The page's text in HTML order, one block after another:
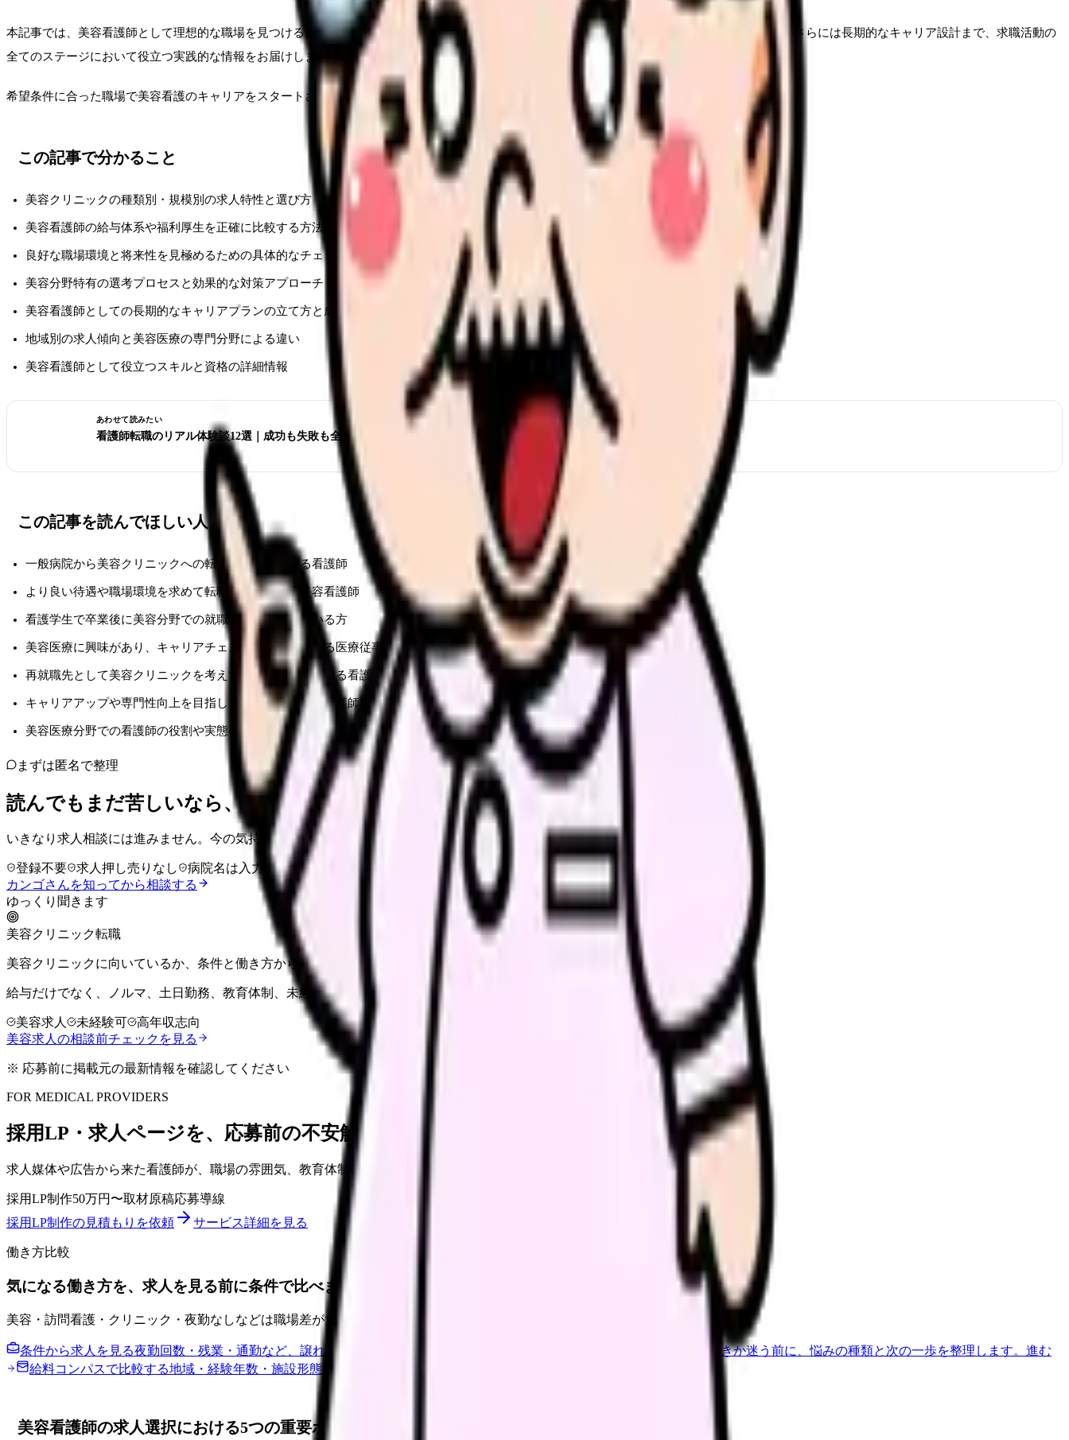
本記事では、美容看護師として理想的な職場を見つけるための効果的な求人分析法や、待遇比較のポイント、職場環境の見極め方から、選考対策、さらには長期的なキャリア設計まで、求職活動の
全てのステージにおいて役立つ実践的な情報をお届けします。
希望条件に合った職場で美容看護のキャリアをスタートさせるための、具体的かつ実用的なガイドとしてご活用ください。
この記事で分かること
美容クリニックの種類別・規模別の求人特性と選び方
美容看護師の給与体系や福利厚生を正確に比較する方法
良好な職場環境と将来性を見極めるための具体的なチェックポイント
美容分野特有の選考プロセスと効果的な対策アプローチ
美容看護師としての長期的なキャリアプランの立て方と成長戦略
地域別の求人傾向と美容医療の専門分野による違い
美容看護師として役立つスキルと資格の詳細情報
あわせて読みたい
看護師転職のリアル体験談12選｜成功も失敗も全部見せます
この記事を読んでほしい人
一般病院から美容クリニックへの転職を検討している看護師
より良い待遇や職場環境を求めて転職を考えている美容看護師
看護学生で卒業後に美容分野での就職を視野に入れている方
美容医療に興味があり、キャリアチェンジを検討している医療従事者
再就職先として美容クリニックを考えているブランクのある看護師
キャリアアップや専門性向上を目指している現役の美容看護師
美容医療分野での看護師の役割や実態について知りたい方
まずは匿名で整理
読んでもまだ苦しいなら、カンゴさんの部屋で少し話してみませんか。
いきなり求人相談には進みません。今の気持ちを吐き出して、何がつらいのか、辞めるべきか、少し休むべきかを一緒に整理します。
登録不要 求人押し売りなし
病院名は入力不要
カンゴさんを知ってから相談する
ゆっくり聞きます
美容クリニック転職
美容クリニックに向いているか、条件と働き方から確認できます。
給与だけでなく、ノルマ、土日勤務、教育体制、未経験可否まで整理してから求人を見た方がミスマッチを避けやすくなります。
美容求人 未経験可
高年収志向
美容求人の相談前チェックを見る
※ 応募前に掲載元の最新情報を確認してください
FOR MEDICAL PROVIDERS
採用LP・求人ページを、応募前の不安解消ページにできます
求人媒体や広告から来た看護師が、職場の雰囲気、教育体制、働き方を確認して応募できるLPを設計します。
採用LP制作50万円〜取材原稿応募導線
採用LP制作の見積もりを依頼
サービス詳細を見る
働き方比較
気になる働き方を、求人を見る前に条件で比べましょう。
美容・訪問看護・クリニック・夜勤なしなどは職場差が大きい領域です。希望条件を先に整理するとミスマッチを減らせます。
条件から求人を見る夜勤回数・残業・通勤など、譲れない条件で比較できます。 辞めるべきか迷う前に、悩みの種類と次の一歩を整理します。 進む
給料コンパスで比較する地域・経験年数・施設形態から、今の給料の現在地を確認できます。
美容看護師の求人選択における5つの重要ポイント